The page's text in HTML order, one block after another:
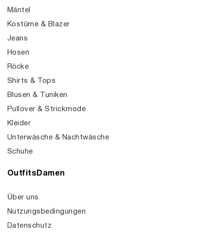
Mäntel
Kostüme & Blazer
Jeans
Hosen
Röcke
Shirts & Tops
Blusen & Tuniken
Pullover & Strickmode
Kleider
Unterwäsche & Nachtwäsche
Schuhe
OutfitsDamen
Über uns
Nutzungsbedingungen
Datenschutz